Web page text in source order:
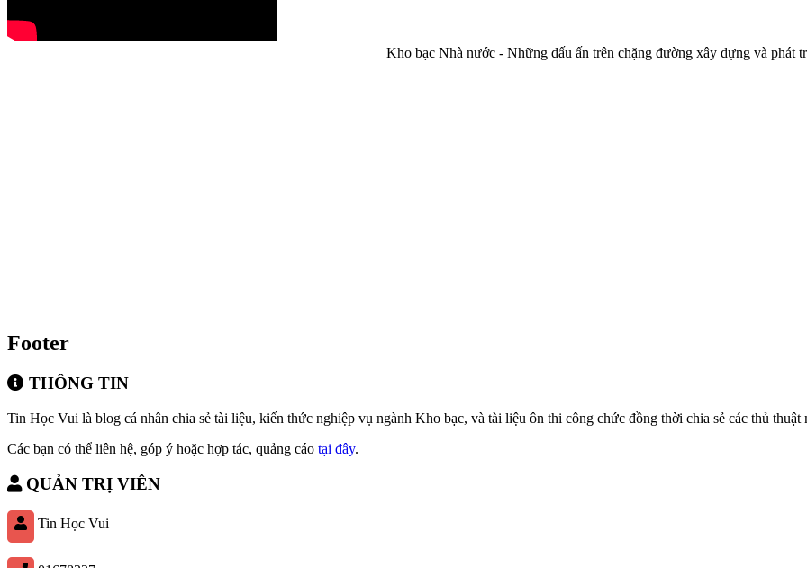
Kho bạc Nhà nước - Những dấu ấn trên chặng đường xây dựng và phát
Footer
THÔNG TIN
Tin Học Vui là blog cá nhân chia sẻ tài liệu, kiến thức nghiệp vụ ngành Kho bạc, và tài liệu ôn thi công chức đồng thời chia sẻ các thủ thuật
Các bạn có thể liên hệ, góp ý hoặc hợp tác, quảng cáo tại đây.
QUẢN TRỊ VIÊN
Tin Học Vui